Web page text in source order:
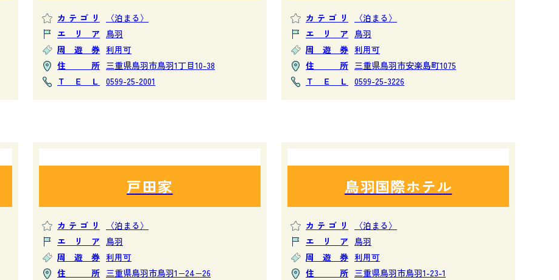
カテゴリ
〈泊まる〉
エリア 鳥羽
周遊券 利用可
住所 三重県鳥羽市鳥羽1丁目10-38
ＴＥＬ
0599-25-2001
カテゴリ
〈泊まる〉
エリア 鳥羽
周遊券 利用可
住所 三重県鳥羽市安楽島町1075
ＴＥＬ
0599-25-3226
戸田家
カテゴリ
〈泊まる〉
エリア 鳥羽
周遊券 利用可
住所 三重県鳥羽市鳥羽1−24−26
鳥羽国際ホテル
カテゴリ
〈泊まる〉
エリア 鳥羽
周遊券 利用可
住所 三重県鳥羽市鳥羽1-23-1